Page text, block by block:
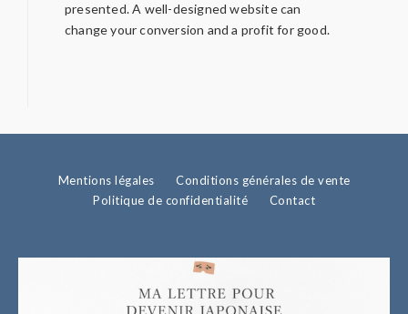
presented. A well-designed website can
change your conversion and a profit for good.
Mentions légales
Conditions générales de vente
Politique de confidentialité
Contact